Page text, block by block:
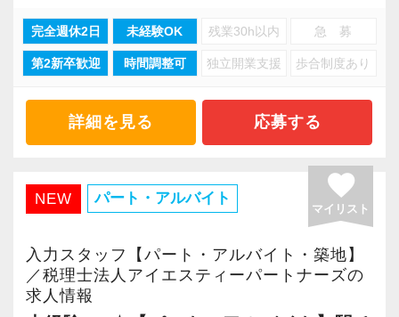
・ 将来オールラウンダーとして幅広い税務分
野に携わりたい方
■ 一緒に成長していきましょう！
創業4期目の今だからこそ、事務所の成長を間近
若い事務所ならではの勢いと柔軟さを活かしな
がら、経験豊富な先輩たちがしっかりサポー
安心して挑戦できる環境で、あなたのオールラ
ウンダーとしてのキャリアを一緒に育てていき
税務を中心に資産税・相続税・事業承継・M＆
A・国際税務と多岐にわたる経営サポートを行っ
ています。
各々が自分らしさを活かしながらお客様の「代
えの利かないパートナー」として日々奮闘中で
法人化から9年経過し、おかげさまで業績は右肩
上がり。増加の一途をたどる多種多様なお客様
からのご要望に対してより柔軟に対応できる体
制を整えるため、新たな税務スタッフを募集し
完全週休2日 未経験OK 残業30h以内 急 募
第2新卒歓迎 時間調整可 独立開業支援 歩合制度あり
詳細を見る 応募する
NEW パート・アルバイト favorite
マイリスト
入力スタッフ【パート・アルバイト・築地】
／税理士法人アイエスティーパートナーズの
求人情報